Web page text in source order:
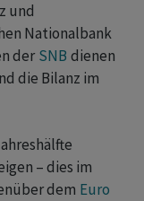
und
Nationalbank
der SNB dienen
die Bilanz im
– dies im
dem Euro